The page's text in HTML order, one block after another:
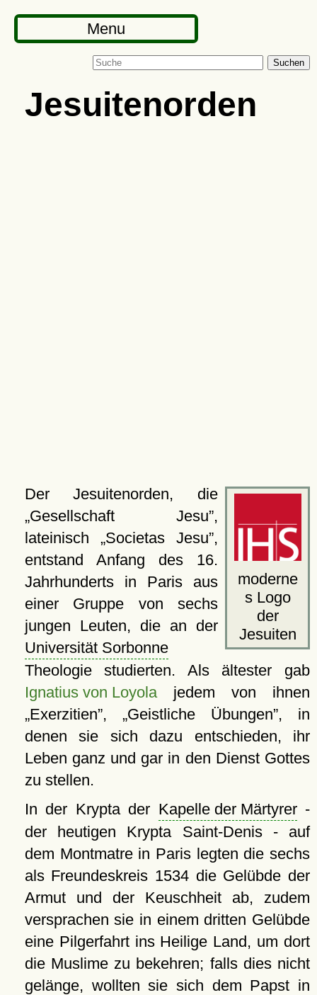
Menu
Suchen
Jesuitenorden
moderne
s Logo
der
Jesuiten
Der Jesuitenorden, die
Gesellschaft Jesu ,
lateinisch
Societas Jesu ,
entstand Anfang des 16.
Jahrhunderts in Paris aus
einer Gruppe von sechs
jungen Leuten, die an der
Universität Sorbonne
Theologie studierten. Als ältester gab
Ignatius von Loyolajedem von ihnen
Exerzitien , Geistliche Übungen , in
denen sie sich dazu entschieden, ihr
Leben ganz und gar in den Dienst Gottes
zu stellen.
In der Krypta der Kapelle der Märtyrer-
der heutigen Krypta Saint-Denis - auf
dem Montmatre in Paris legten die sechs
als Freundeskreis 1534 die Gelübde der
Armut und der Keuschheit ab, zudem
versprachen sie in einem dritten Gelübde
eine Pilgerfahrt ins Heilige Land, um dort
die Muslime zu bekehren; falls dies nicht
gelänge, wollten sie sich dem Papst in